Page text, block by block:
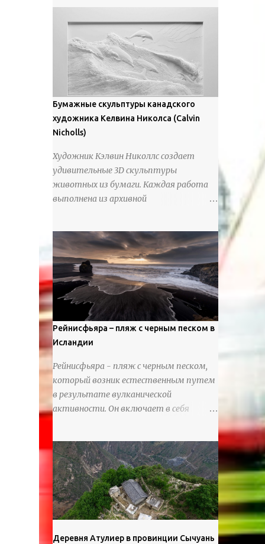
описываются индикатрисой ...
смысле, персонажи его картин
предлагают зрителям незаконченный
рассказ, который усиливается его
уникальной манерой использования
освещения". Для просмотра всех работ,
посетите страницу –
https://www.artfinder.com/artist/takayuki-
harada/about/#/
Бумажные скульптуры канадского
художника Келвина Николса (Calvin
Nicholls)
Художник Кэлвин Николлс создает
удивительные 3D скульптуры
животных из бумаги. Каждая работа
выполнена из архивной
выцветание. Николлс использует
крошечные количества клея для
закрепления отдельных деталей,
используя ножи и инструменты для
текстурирования, чтобы точно
вылепить каждую деталь. источник
https://calvinnicholls.com/
Рейнисфьяра – пляж с черным песком в
Исландии
Рейнисфьяра - пляж с черным песком,
который возник естественным путем
в результате вулканической
активности. Он включает в себя
массивные базальтовые
шестиугольные колонны, высокие
утесы, лавовые образования, черную
береговую линию и великолепные
каменные арки.
Деревня Атулиер в провинции Сычуань